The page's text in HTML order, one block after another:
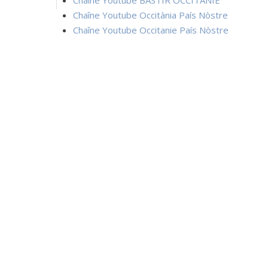
Chaîne Youtube Occitània País Nòstre
Chaîne Youtube Occitanie País Nòstre